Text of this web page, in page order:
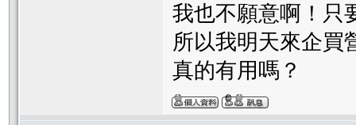
我也不願意啊！只
所以我明天來企買
真的有用嗎？